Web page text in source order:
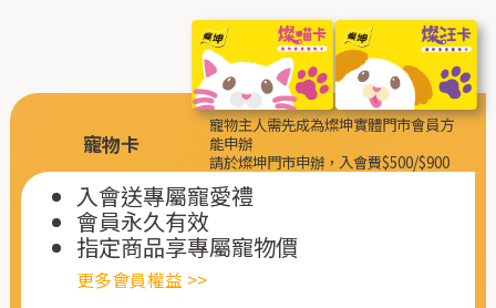
寵物卡
寵物主人需先成為燦坤實體門市會員方
能申辦
請於燦坤門市申辦，入會費$500/$900
入會送專屬寵愛禮
會員永久有效
指定商品享專屬寵物價
更多會員權益 >>